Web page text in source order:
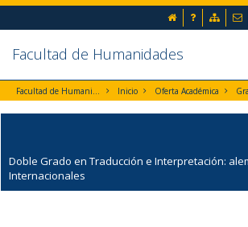
Ir al contenido principal de la página (alt + s)
Ir a la cabecera de la página (alt + c)
Ir al pie de la página (alt + p)
Ir al menú principal (alt + u)
Inicio Preguntas
Facultad de Humanidades
Facultad de Humanidades Inicio Oferta Académica
Doble Grado en Traducción e Interpretación:
Internacionales